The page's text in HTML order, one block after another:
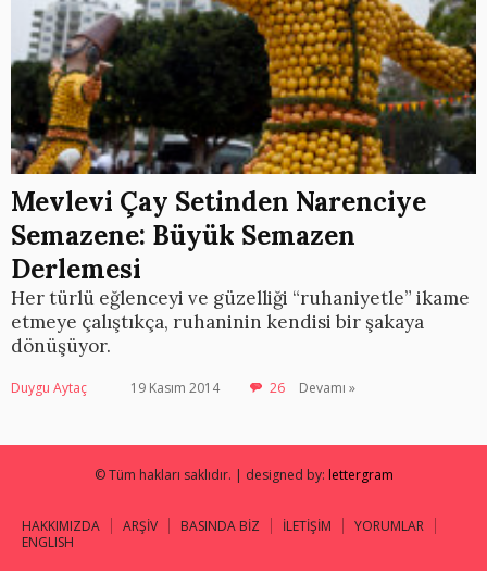
Mevlevi Çay Setinden Narenciye
Semazene: Büyük Semazen
Derlemesi
Her türlü eğlenceyi ve güzelliği “ruhaniyetle” ikame
etmeye çalıştıkça, ruhaninin kendisi bir şakaya
dönüşüyor.
Duygu Aytaç 19 Kasım 2014 26 Devamı »
© Tüm hakları saklıdır. | designed by: lettergram
HAKKIMIZDA ARŞİV BASINDA BİZ İLETİŞİM
YORUMLAR
ENGLISH